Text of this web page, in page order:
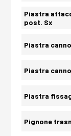
Piastra
post. Sx
Piastra
Piastra
Piastra
Pignone